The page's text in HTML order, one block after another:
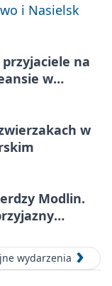
i Nasielsk
na
w
w
Modlin.
wydarzenia